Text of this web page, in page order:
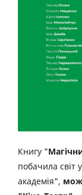
Книгу "
побачила світ
академія",